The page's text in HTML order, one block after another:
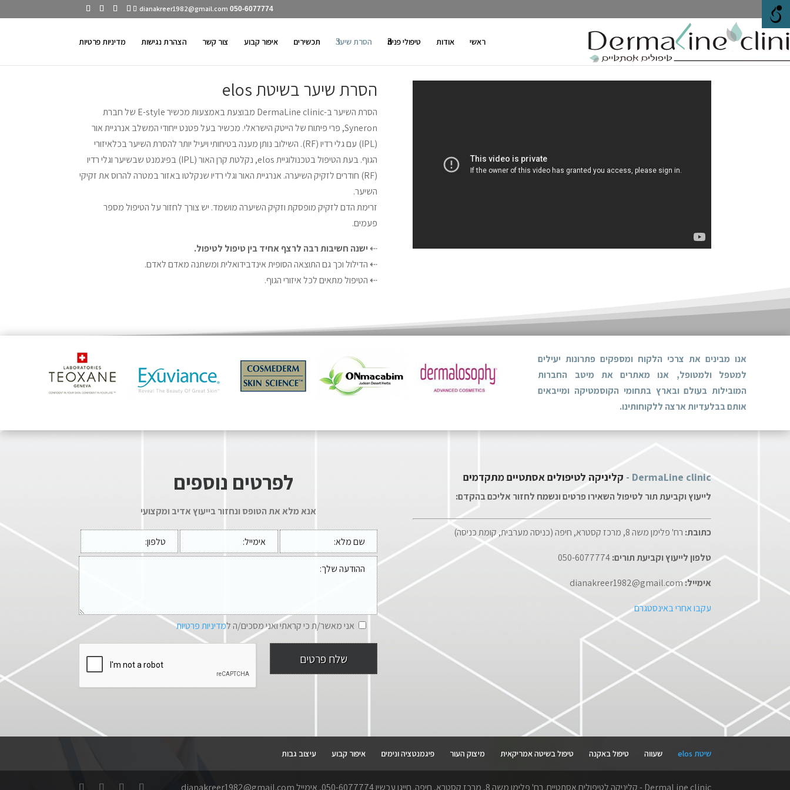
050-6077774
dianakreer1982@gmail.com
ראשי אודות טיפולי פנים הסרת שיער תכשירים איפור קבוע צור קשר הצהרת נגישות מדיניות פרטיות
הסרת שיער בשיטת elos
הסרת השיער ב-DermaLine clinic מבוצעת באמצעות מכשיר E-style של חברת
Syneron, פרי פיתוח של הייטק הישראלי. מכשיר בעל פטנט ייחודי המשלב אנרגיית אור
(IPL) עם גלי רדיו (RF). השילוב נותן מענה בטיחותי ויעיל יותר להסרת השיער בכלאיזורי
הגוף. בעת הטיפול בטכנולוגיית elos, נקלטת קרן האור (IPL) בפיגמנט שבשיער וגלי רדיו
(RF) חודרים לזקיק השיערה. אנרגיית האור וגלי רדיו שנקלטו באזור במטרה להרוס את זקיקי
השיער.
זרימת הדם לזקיק מופסקת וזקיק השיערה מושמד. יש צורך לחזור על הטיפול מספר
פעמים.
⇠ישנה חשיבות רבה לרצף אחיד בין טיפול לטיפול.
⇠ הדילול וכך גם התוצאה הסופית אינדבידואלית ומשתנה מאדם לאדם.
⇠ הטיפול מתאים לכל איזורי הגוף.
אנו מבינים את צרכי הלקוח ומספקים פתרונות יעילים
למטפל ולמטופל, אנו מאתרים את מיטב החברות
המובילות בעולם ובארץ בתחומי הקוסמטיקה ומייבאים
אותם בבלעדיות ארצה ללקוחותינו.
לפרטים נוספים
אנא מלא את הטופס ונחזור בייעוץ אדיב ומקצועי
אני מאשר/ת כי קראתי ואני מסכים/ה למדיניות פרטיות
DermaLine clinic - קליניקה לטיפולים אסתטיים מתקדמים
לייעוץ וקביעת תור לטיפול השאירו פרטים ונשמח לחזור אליכם בהקדם:
כתובת: רח' פלימן משה 8, מרכז קסטרא, חיפה (כניסה מערבית, קומת כניסה)
טלפון לייעוץ וקביעת תורים:050-6077774
אימייל:dianakreer1982@gmail.com
עקבו אחרי באינסטגרם
שיטת elos שעווה טיפול באקנה טיפול בשיטה אמריקאית מיצוק העור פיגמנטציה ונימים איפור קבוע עיצוב גבות
DermaLine clinic - קליניקה לטיפולים אסתטיים. רח' פלימן משה 8, מרכז קסטרא, חיפה. חייגו עכשיו 050-6077774, אימייל dianakreer1982@gmail.com